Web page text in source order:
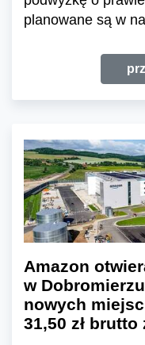
planowane są w
Amazon
w
nowych
31,50 zł